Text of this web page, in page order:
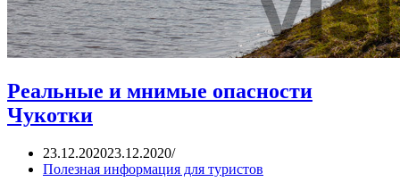
Реальные и мнимые опасности
Чукотки
23.12.202023.12.2020
Полезная информация для туристов